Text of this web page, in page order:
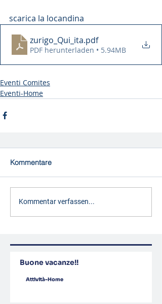
scarica la locandina
zurigo_Qui_ita.pdf
PDF herunterladen • 5.94MB
Eventi Comites
Eventi-Home
Kommentare
Kommentar verfassen...
Buone vacanze!!
Attività-Home